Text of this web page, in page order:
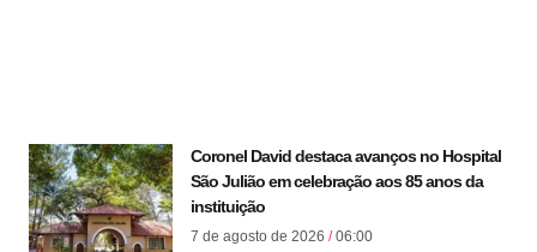
Coronel David destaca avanços no Hospital
São Julião em celebração aos 85 anos da
instituição
7 de agosto de 2026 06:00